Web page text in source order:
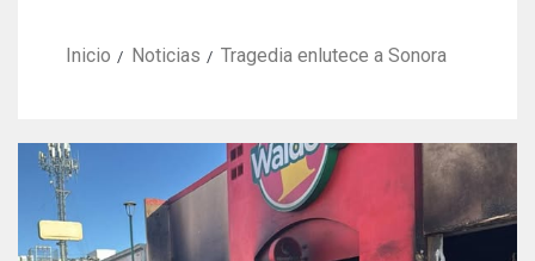
Inicio Noticias Tragedia enlutece a Sonora